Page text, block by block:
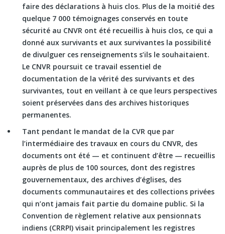
faire des déclarations à huis clos. Plus de la moitié des
quelque 7 000 témoignages conservés en toute
sécurité au CNVR ont été recueillis à huis clos, ce qui a
donné aux survivants et aux survivantes la possibilité
de divulguer ces renseignements s’ils le souhaitaient.
Le CNVR poursuit ce travail essentiel de
documentation de la vérité des survivants et des
survivantes, tout en veillant à ce que leurs perspectives
soient préservées dans des archives historiques
permanentes.
Tant pendant le mandat de la CVR que par
l’intermédiaire des travaux en cours du CNVR, des
documents ont été — et continuent d’être — recueillis
auprès de plus de 100 sources, dont des registres
gouvernementaux, des archives d’églises, des
documents communautaires et des collections privées
qui n’ont jamais fait partie du domaine public. Si la
Convention de règlement relative aux pensionnats
indiens (CRRPI) visait principalement les registres